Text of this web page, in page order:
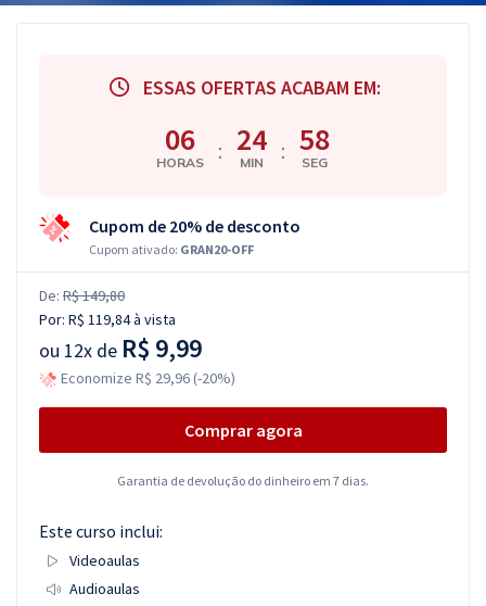
ESSAS OFERTAS ACABAM EM:
06
HORAS : 24
MIN : 57
SEG
Cupom de 20% de desconto
Cupom ativado: GRAN20-OFF
De: R$ 149,80
Por: R$ 119,84à vista
ou 12x de R$ 9,99
Economize R$ 29,96 (-20%)
Comprar agora
Garantia de devolução do dinheiro em 7 dias.
Este curso inclui:
Videoaulas
Audioaulas